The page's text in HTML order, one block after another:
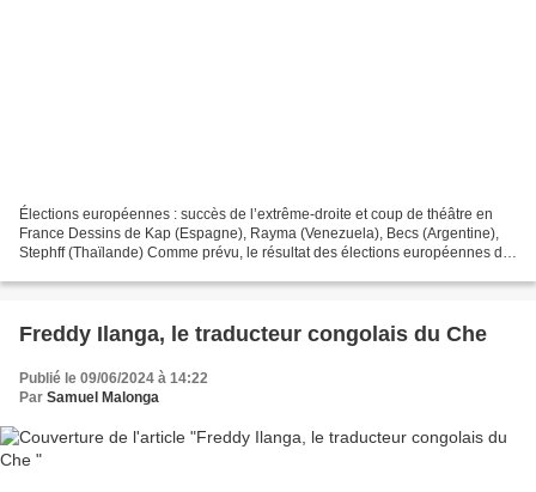
Élections européennes : succès de l’extrême-droite et coup de théâtre en
France Dessins de Kap (Espagne), Rayma (Venezuela), Becs (Argentine),
Stephff (Thaïlande) Comme prévu, le résultat des élections européennes du
Freddy Ilanga, le traducteur congolais du Che
Publié le 09/06/2024 à 14:22
Par Samuel Malonga